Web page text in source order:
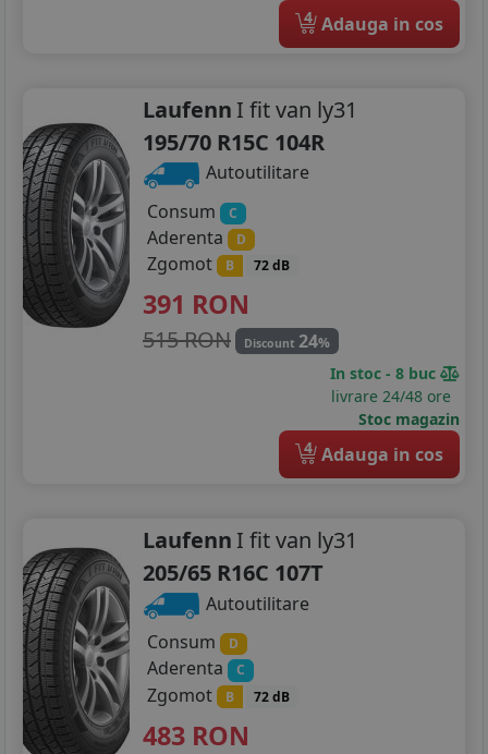
4 Adauga in cos
Laufenn I fit van ly31
195/70 R15C 104R
Autoutilitare
Consum
C
Aderenta D
Zgomot B 72 dB
391 RON
515 RON Discount 24%
In stoc - 8 buc
livrare 24/48 ore
Stoc magazin
4 Adauga in cos
Laufenn I fit van ly31
205/65 R16C 107T
Autoutilitare
Consum
D
Aderenta C
Zgomot B 72 dB
483 RON